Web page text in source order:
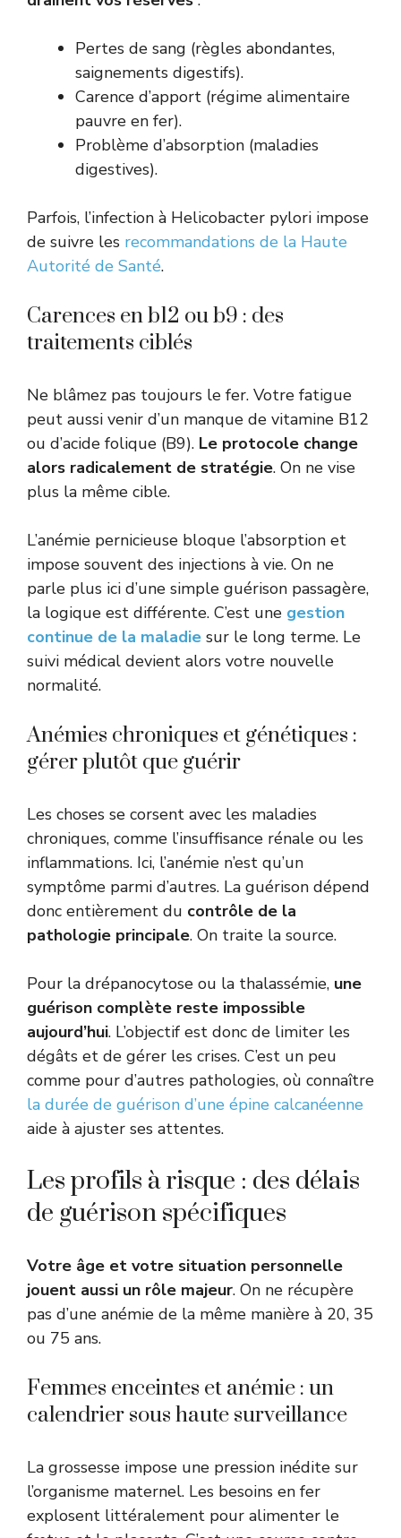
Pertes de sang (règles abondantes,
saignements digestifs).
Carence d’apport (régime alimentaire
pauvre en fer).
Problème d’absorption (maladies
digestives).
Parfois, l’infection à Helicobacter pylori impose
de suivre les recommandations de la Haute
Autorité de Santé.
Carences en b12 ou b9 : des
traitements ciblés
Ne blâmez pas toujours le fer. Votre fatigue
peut aussi venir d’un manque de vitamine B12
ou d’acide folique (B9). Le protocole change
alors radicalement de stratégie. On ne vise
plus la même cible.
L’anémie pernicieuse bloque l’absorption et
impose souvent des injections à vie. On ne
parle plus ici d’une simple guérison passagère,
la logique est différente. C’est une gestion
continue de la maladie sur le long terme. Le
suivi médical devient alors votre nouvelle
normalité.
Anémies chroniques et génétiques :
gérer plutôt que guérir
Les choses se corsent avec les maladies
chroniques, comme l’insuffisance rénale ou les
inflammations. Ici, l’anémie n’est qu’un
symptôme parmi d’autres. La guérison dépend
donc entièrement du contrôle de la
pathologie principale. On traite la source.
Pour la drépanocytose ou la thalassémie, une
guérison complète reste impossible
aujourd’hui. L’objectif est donc de limiter les
dégâts et de gérer les crises. C’est un peu
comme pour d’autres pathologies, où connaître
la durée de guérison d’une épine calcanéenne
aide à ajuster ses attentes.
Les profils à risque : des délais
de guérison spécifiques
Votre âge et votre situation personnelle
jouent aussi un rôle majeur. On ne récupère
pas d’une anémie de la même manière à 20, 35
ou 75 ans.
Femmes enceintes et anémie : un
calendrier sous haute surveillance
La grossesse impose une pression inédite sur
l’organisme maternel. Les besoins en fer
explosent littéralement pour alimenter le